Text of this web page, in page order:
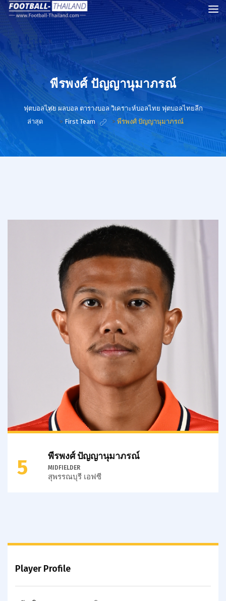
พีรพงศ์ ปัญญานุมาภรณ์
ฟุตบอลไทย ผลบอล ตารางบอล วิเคราะห์บอลไทย ฟุตบอลไทยลีก
ล่าสุด
> First Team > พีรพงศ์ ปัญญานุมาภรณ์
พีรพงศ์ ปัญญานุมาภรณ์
MIDFIELDER
สุพรรณบุรี เอฟซี
5
Player Profile